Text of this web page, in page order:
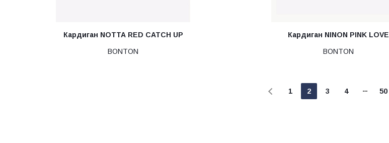
Кардиган NOTTA RED CATCH UP
BONTON
Кардиган NINON PINK LOVE
BONTON
1 2 3 4 50